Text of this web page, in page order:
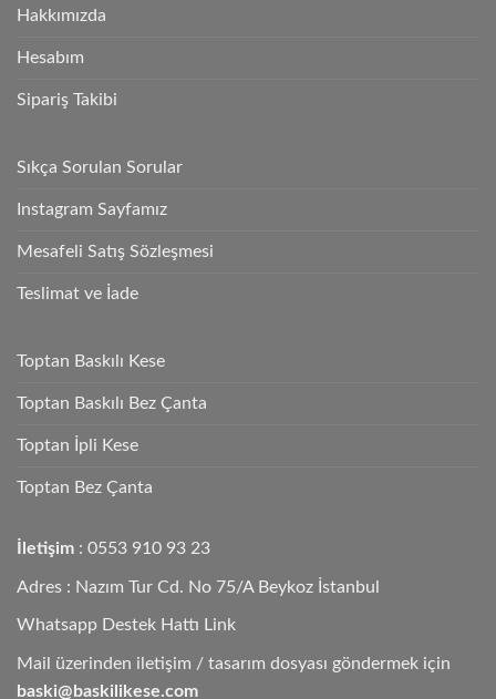
Hakkımızda
Hesabım
Sipariş Takibi
Sıkça Sorulan Sorular
Instagram Sayfamız
Mesafeli Satış Sözleşmesi
Teslimat ve İade
Toptan Baskılı Kese
Toptan Baskılı Bez Çanta
Toptan İpli Kese
Toptan Bez Çanta
İletişim : 0553 910 93 23
Adres : Nazım Tur Cd. No 75/A Beykoz İstanbul
Whatsapp Destek Hattı Link
Mail üzerinden iletişim / tasarım dosyası göndermek için
baski@baskilikese.com